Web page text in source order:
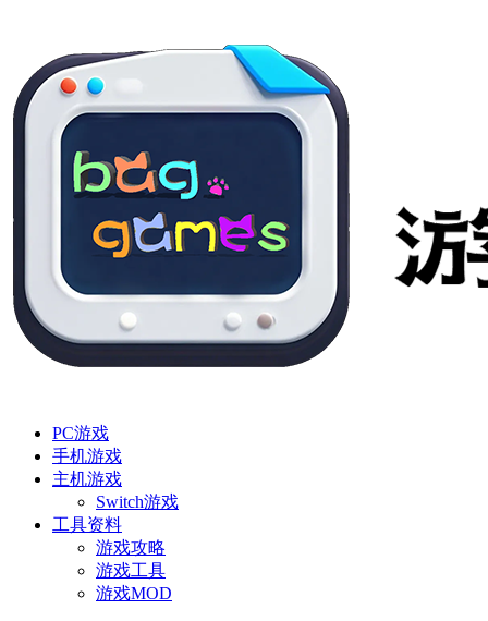
PC游戏
手机游戏
主机游戏
Switch游戏
工具资料
游戏攻略
游戏工具
游戏MOD